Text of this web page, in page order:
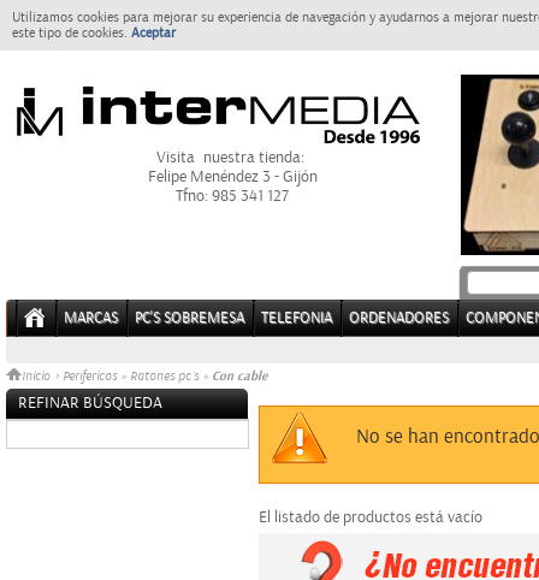
Utilizamos cookies para mejorar su experiencia de navegación y ayudarnos a mejorar
este tipo de cookies. Aceptar
Visita nuestra tienda:
Felipe Menéndez 3 - Gijón
Tfno: 985 341 127
MARCAS PC'S SOBREMESA TELEFONIA ORDENADORES
Inicio > Perifericos » Ratones pc´s » Con cable
REFINAR BÚSQUEDA
No se han
El listado de productos está vacío